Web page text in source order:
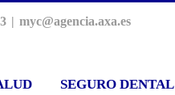
| myc@agencia.axa.es
SEGURO DENTAL